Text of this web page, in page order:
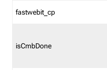
fastwebit_cp
isCmbDone